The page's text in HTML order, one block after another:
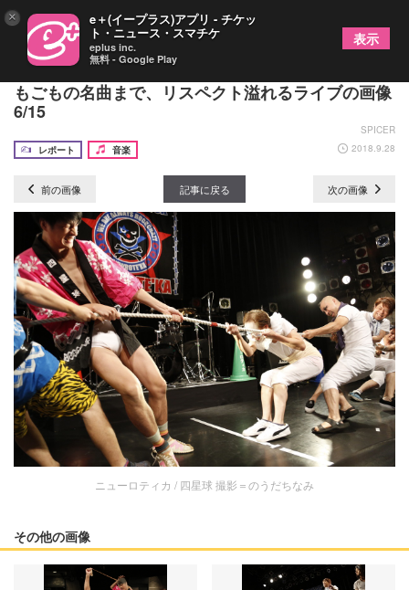
ニューロティカ × 四星球 爆笑の運動会から悲喜こ
もごもの名曲まで、リスペクト溢れるライブの画像
6/15
SPICER
レポート
音楽 2018.9.28
前の画像 記事に戻る 次の画像
ニューロティカ / 四星球 撮影＝のうだちなみ
その他の画像
× e＋(イープラス)アプリ - チケッ
ト・ニュース・スマチケ
eplus inc.
無料 - Google Play
表示